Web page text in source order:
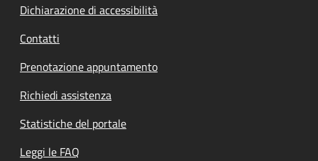
Dichiarazione di accessibilità
Contatti
Prenotazione appuntamento
Richiedi assistenza
Statistiche del portale
Leggi le FAQ